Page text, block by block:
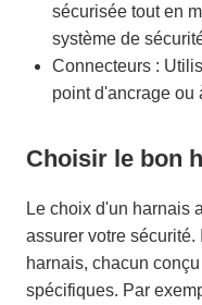
sécurisée tout en
système de
Connecteurs :
point d'ancrage ou
Choisir le bon
Le choix d'un harnais
assurer votre
harnais, chacun
spécifiques. Par